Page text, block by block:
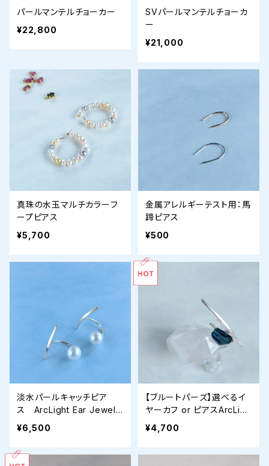
パールマンテルチョーカー
¥22,800
SVパールマンテルチョーカ
ー
¥21,000
真珠の水玉マルチカラーフ
ープピアス
¥5,700
金属アレルギーテスト用：馬
蹄ピアス
¥500
淡水パールキャッチピア
ス ArcLight Ear Jewelr
y（ 片方￥3,500、ペア￥6,5
00）
¥6,500
【ブルートパーズ】選べるイ
ヤーカフ or ピアスArcLigh
t Ear Jewelry
¥4,700